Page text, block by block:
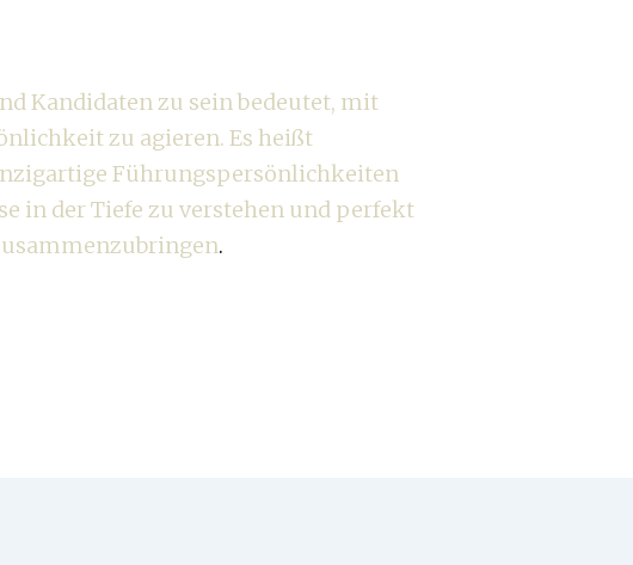
Kandidaten zu sein bedeutet, mit
zu agieren. Es heißt
Führungspersönlichkeiten
in der Tiefe zu verstehen und perfekt
.